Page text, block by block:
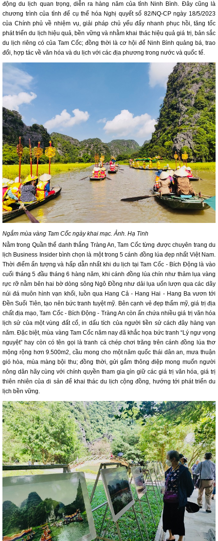
động du lịch quan trọng, diễn ra hàng năm của tỉnh Ninh Bình. Đây cũng là
chương trình của tỉnh để cụ thể hóa Nghị quyết số 82/NQ-CP ngày 18/5/2023
của Chính phủ về nhiệm vụ, giải pháp chủ yếu đẩy nhanh phục hồi, tăng tốc
phát triển du lịch hiệu quả, bền vững và nhằm khai thác hiệu quả giá trị, bản sắc
du lịch riêng có của Tam Cốc; đồng thời là cơ hội để Ninh Bình quảng bá, trao
đổi, hợp tác về văn hóa và du lịch với các địa phương trong nước và quốc tế.
Ngắm mùa vàng Tam Cốc ngày khai mạc. Ảnh. Hạ Tinh
Nằm trong Quần thể danh thắng Tràng An, Tam Cốc từng được chuyên trang du
lịch Business Insider bình chọn là một trong 5 cánh đồng lúa đẹp nhất Việt Nam.
Thời điểm ấn tượng và hấp dẫn nhất khi du lịch tại Tam Cốc - Bích Động là vào
cuối tháng 5 đầu tháng 6 hàng năm, khi cánh đồng lúa chín như thảm lụa vàng
rực rỡ nằm bên hai bờ dòng sông Ngô Đồng như dải lụa uốn lượn qua các dãy
núi đá muôn hình vạn khối, luồn qua Hang Cả - Hang Hai - Hang Ba vươn tới
Đền Suối Tiên, tạo nên bức tranh tuyệt mỹ. Bên cạnh vẻ đẹp thẩm mỹ, giá trị địa
chất địa mạo, Tam Cốc - Bích Động - Tràng An còn ẩn chứa nhiều giá trị văn hóa
lịch sử của một vùng đất cổ, in dấu tích của người tiền sử cách đây hàng vạn
năm. Đặc biệt, mùa vàng Tam Cốc năm nay đã khắc họa bức tranh “Lý ngư vọng
nguyệt” hay còn có tên gọi là tranh cá chép chơi trăng trên cánh đồng lúa thơ
mộng rộng hơn 9.500m2, cầu mong cho một năm quốc thái dân an, mưa thuận
gió hòa, mùa màng bội thu; đồng thời, gửi gắm thông điệp mong muốn người
nông dân hãy cùng với chính quyền tham gia gìn giữ các giá trị văn hóa, giá trị
thiên nhiên của di sản để khai thác du lịch cộng đồng, hướng tới phát triển du
lịch bền vững.